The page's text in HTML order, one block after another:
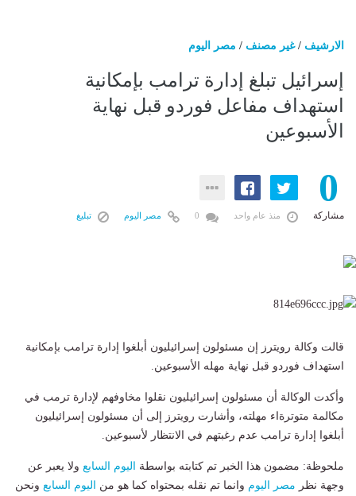
الارشيف /غير مصنف / مصر اليوم
إسرائيل تبلغ إدارة ترامب بإمكانية
استهداف مفاعل فوردو قبل نهاية
الأسبوعين
0
مشاركة منذ عام واحد مصر اليوم تبليغ
قالت وكالة رويترز إن مسئولون إسرائيليون أبلغوا إدارة ترامب بإمكانية
استهداف فوردو قبل نهاية مهله الأسبوعين.
وأكدت الوكالة أن مسئولون إسرائيليون نقلوا مخاوفهم لإدارة ترمب في
مكالمة متوترةاء مهلته، وأشارت رويترز إلى أن مسئولون إسرائيليون
أبلغوا إدارة ترامب عدم رغبتهم في الانتظار لأسبوعين.
ملحوظة: مضمون هذا الخبر تم كتابته بواسطة اليوم السابع ولا يعبر عن
وجهة نظر مصر اليوم وانما تم نقله بمحتواه كما هو من اليوم السابع ونحن